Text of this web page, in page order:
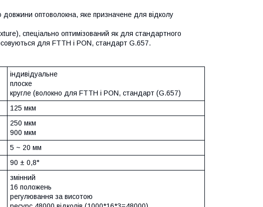
довжини оптоволокна, яке призначене для відколу
спеціально оптимізований як для стандартного
для FTTH і PON, стандарт G.657.
індивідуальне
плоске
кругле (волокно для FTTH і PON, стандарт (G.657)
125 мкм
250 мкм
900 мкм
5 ~ 20 мм
90 ± 0,8°
змінний
16 положень
регулювання за висотою